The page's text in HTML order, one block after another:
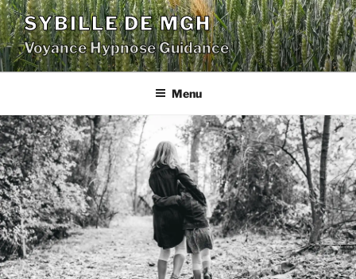
Aller
au
contenu
principal
SYBILLE DE MGH
Voyance Hypnose Guidance
Menu